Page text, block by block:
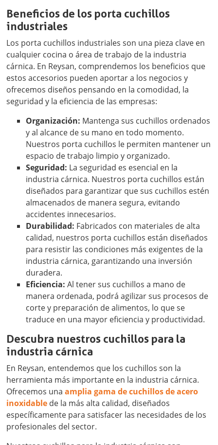
Beneficios de los porta cuchillos
industriales
Los porta cuchillos industriales son una pieza clave en
cualquier cocina o área de trabajo de la industria
cárnica. En Reysan, comprendemos los beneficios que
estos accesorios pueden aportar a los negocios y
ofrecemos diseños pensando en la comodidad, la
seguridad y la eficiencia de las empresas:
Organización: Mantenga sus cuchillos ordenados
y al alcance de su mano en todo momento.
Nuestros porta cuchillos le permiten mantener un
espacio de trabajo limpio y organizado.
Seguridad: La seguridad es esencial en la
industria cárnica. Nuestros porta cuchillos están
diseñados para garantizar que sus cuchillos estén
almacenados de manera segura, evitando
accidentes innecesarios.
Durabilidad: Fabricados con materiales de alta
calidad, nuestros porta cuchillos están diseñados
para resistir las condiciones más exigentes de la
industria cárnica, garantizando una inversión
duradera.
Eficiencia: Al tener sus cuchillos a mano de
manera ordenada, podrá agilizar sus procesos de
corte y preparación de alimentos, lo que se
traduce en una mayor eficiencia y productividad.
Descubra nuestros cuchillos para la
industria cárnica
En Reysan, entendemos que los cuchillos son la
herramienta más importante en la industria cárnica.
Ofrecemos unaamplia gama de cuchillos de acero
inoxidable de la más alta calidad, diseñados
específicamente para satisfacer las necesidades de los
profesionales del sector.